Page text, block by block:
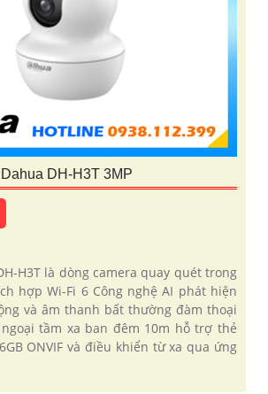
DH-H3T 3MP
H3T là dòng camera quay quét trong
hợp Wi-Fi 6 Công nghệ AI phát hiện
và âm thanh bất thường đàm thoại
tầm xa ban đêm 10m hỗ trợ thẻ
ONVIF và điều khiển từ xa qua ứng